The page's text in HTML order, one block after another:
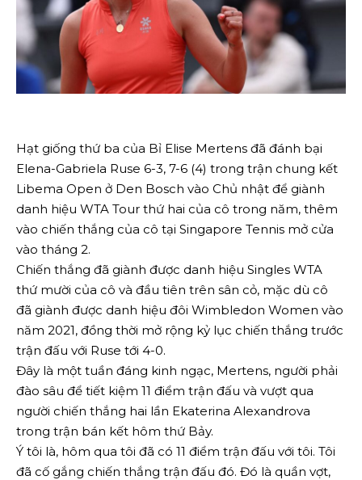
Hạt giống thứ ba của Bỉ Elise Mertens đã đánh bại
Elena-Gabriela Ruse 6-3, 7-6 (4) trong trận chung kết
Libema Open ở Den Bosch vào Chủ nhật để giành
danh hiệu WTA Tour thứ hai của cô trong năm, thêm
vào chiến thắng của cô tại Singapore Tennis mở cửa
vào tháng 2.
Chiến thắng đã giành được danh hiệu Singles WTA
thứ mười của cô và đầu tiên trên sân cỏ, mặc dù cô
đã giành được danh hiệu đôi Wimbledon Women vào
năm 2021, đồng thời mở rộng kỷ lục chiến thắng trước
trận đấu với Ruse tới 4-0.
Đây là một tuần đáng kinh ngạc, Mertens, người phải
đào sâu để tiết kiệm 11 điểm trận đấu và vượt qua
người chiến thắng hai lần Ekaterina Alexandrova
trong trận bán kết hôm thứ Bảy.
Ý tôi là, hôm qua tôi đã có 11 điểm trận đấu với tôi. Tôi
đã cố gắng chiến thắng trận đấu đó. Đó là quần vợt,